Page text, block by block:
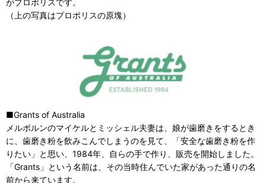
がプロポリスです。
（上の写真はプロポリスの原塊）
■Grants of Australia
メルボルンのマイケルとミッシェル夫妻は、娘が歯磨きをするとき
に、歯磨き粉を飲みこんでしまうのを見て、「安全な歯磨き粉を作
りたい」と思い、1984年、自らの手で作り、販売を開始しました。
「Grants」という名前は、その当時住んでいた家があった通りの名
前から来ています。